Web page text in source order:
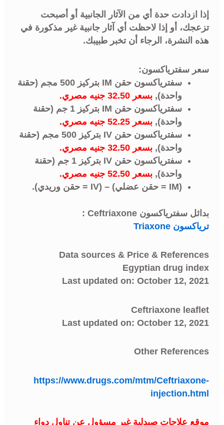
إذا ازدادت حدة أي من الآثار الجانبية أو أصبحت
تزعجك، أو إذا لاحظت أي آثار جانبية غير مذكورة في
هذه النشرة، الرجاء أن تخبر طبيبك.
سعر سفترياكسون:
سفترياكسون حقن IM بتركيز 500 مجم (حقنة
واحدة), بسعر 32.50 جنيه مصري.
سفترياكسون حقن IM بتركيز 1 جم (حقنة
واحدة), بسعر 52.25 جنيه مصري.
سفترياكسون حقن IV بتركيز 500 مجم (حقنة
واحدة), بسعر 32.50 جنيه مصري.
سفترياكسون حقن IV بتركيز 1 جم (حقنة
واحدة), بسعر 52.50 جنيه مصري.
(IM = حقن عضلي) – (IV = حقن وريدي).
بدائل سفترياكسون Ceftriaxone :
ترياكسون Triaxone
Data sources & Price & References
Egyptian drug index
Last updated on: October 12, 2021
Ceftriaxone leaflet
Last updated on: October 12, 2021
Other References
https://www.drugs.com/mtm/Ceftriaxone-
injection.html
موقع علاجات صيدلية غير مسؤول عن تناول دواء